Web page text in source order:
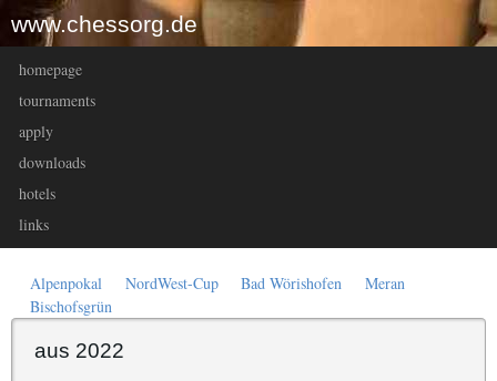
www.chessorg.de
homepage
tournaments
apply
downloads
hotels
links
Alpenpokal NordWest-Cup Bad Wörishofen
Meran
Bischofsgrün
aus 2022